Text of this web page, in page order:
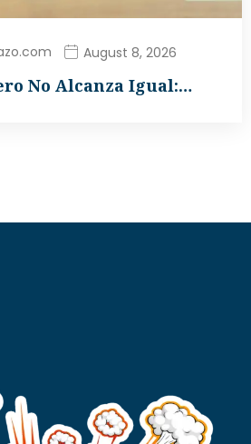
August 8, 2026
No Alcanza Igual:…